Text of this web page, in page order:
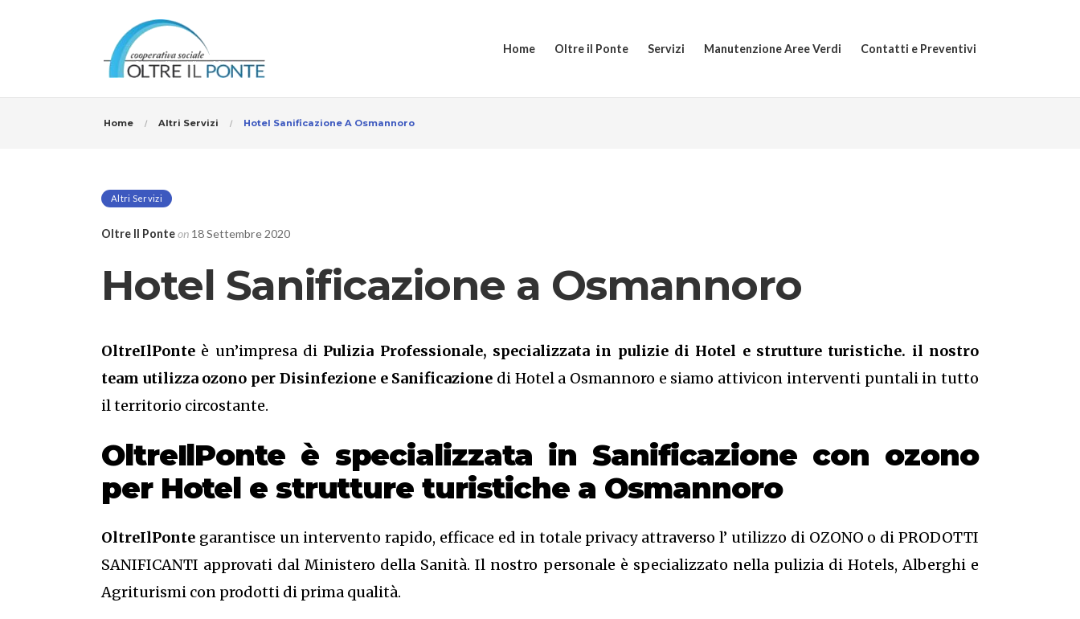
Home Oltre il Ponte Servizi Manutenzione Aree Verdi Contatti e Preventivi
Home Altri Servizi Hotel Sanificazione A Osmannoro
Altri Servizi
Oltre Il Ponteon 18 Settembre 2020
Hotel Sanificazione a Osmannoro
OltreIlPonte è un’impresa di Pulizia Professionale, specializzata in pulizie di Hotel e strutture turistiche. il nostro
team utilizza ozono per Disinfezione e Sanificazione di Hotel a Osmannoro e siamo attivicon interventi puntali in tutto
il territorio circostante.
OltreIlPonte è specializzata in Sanificazione con ozono
per Hotel e strutture turistiche a Osmannoro
OltreIlPonte garantisce un intervento rapido, efficace ed in totale privacy attraverso l’ utilizzo di OZONO o di PRODOTTI
SANIFICANTI approvati dal Ministero della Sanità. Il nostro personale è specializzato nella pulizia di Hotels, Alberghi e
Agriturismi con prodotti di prima qualità.